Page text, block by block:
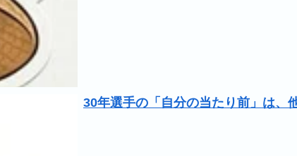
30年選手の「自分の当たり前」は、